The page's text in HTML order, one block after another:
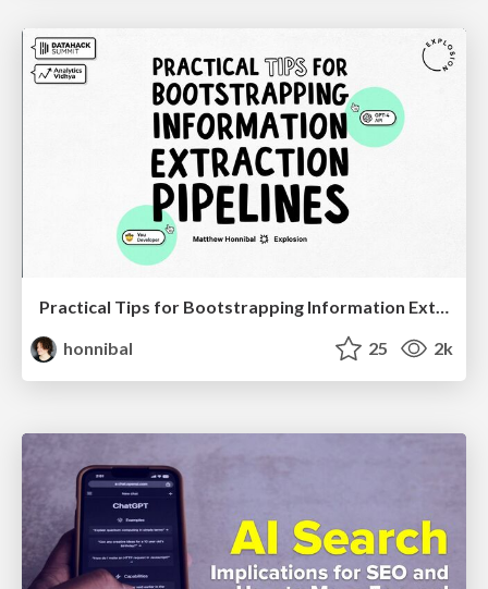
Practical Tips for Bootstrapping Information Extraction Pipelines
honnibal
25 2k